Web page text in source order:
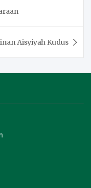
Aisyiyah Kudus